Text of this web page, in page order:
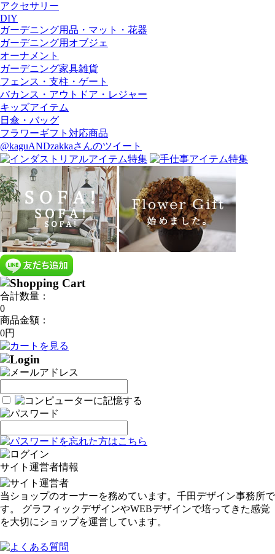
アクセサリー
DIY
ガーデニング用品・マット・花器
ガーデニング用オブジェ
オーナメント
ガーデニング家具雑貨
フェンス・支柱・ゲート
バカンス・アウトドア・レジャー
キッズアイテム
日傘・バッグ
フラワーギフト対応商品
@kaguANDzakkaさんのツイート
合計数量：
0
商品金額：
0円
サイト運営者情報
当ショップのオーナーを務めています。千田デザイン事務所で
す。 グラフィックデザインやWEBデザインで培ってきた感覚
を大切にショップを運営しています。